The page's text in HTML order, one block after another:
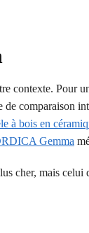
contexte. Pour
de comparaison
à bois en
Gemma
cher, mais